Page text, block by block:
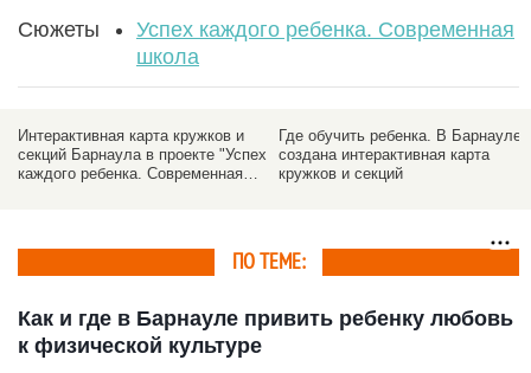
Сюжеты
Успех каждого ребенка. Современная
школа
Интерактивная карта кружков и
секций Барнаула в проекте "Успех
каждого ребенка. Современная
Где обучить ребенка. В Барнауле
создана интерактивная карта
кружков и секций
ПО ТЕМЕ:
Как и где в Барнауле привить ребенку любовь
к физической культуре